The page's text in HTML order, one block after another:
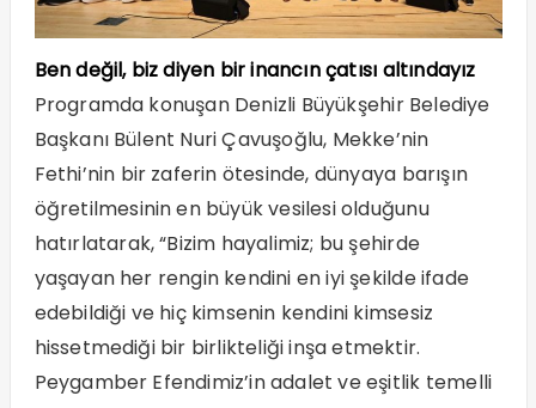
Ben değil, biz diyen bir inancın çatısı altındayız
Programda konuşan Denizli Büyükşehir Belediye
Başkanı Bülent Nuri Çavuşoğlu, Mekke’nin
Fethi’nin bir zaferin ötesinde, dünyaya barışın
öğretilmesinin en büyük vesilesi olduğunu
hatırlatarak, “Bizim hayalimiz; bu şehirde
yaşayan her rengin kendini en iyi şekilde ifade
edebildiği ve hiç kimsenin kendini kimsesiz
hissetmediği bir birlikteliği inşa etmektir.
Peygamber Efendimiz’in adalet ve eşitlik temelli